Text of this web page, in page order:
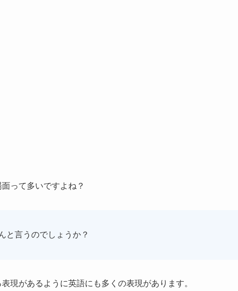
って多いですよね？
と言うのでしょうか？
現があるように英語にも多くの表現があります。